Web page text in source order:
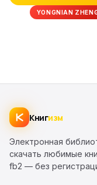
YONGNIAN
Книгизм
Электронная
скачать любимые
fb2 — без